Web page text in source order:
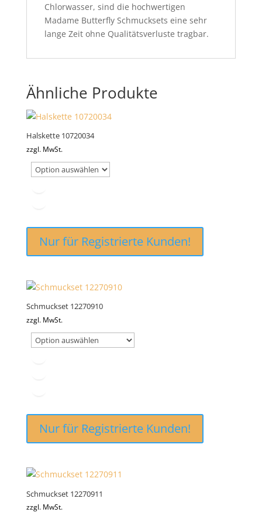
Chlorwasser, sind die hochwertigen
Madame Butterfly Schmucksets eine sehr
lange Zeit ohne Qualitätsverluste tragbar.
Ähnliche Produkte
Halskette 10720034
zzgl. MwSt.
Nur für Registrierte Kunden!
Schmuckset 12270910
zzgl. MwSt.
Nur für Registrierte Kunden!
Schmuckset 12270911
zzgl. MwSt.